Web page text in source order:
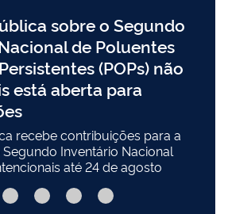
sobre o Segundo
de Poluentes
(POPs) não
está aberta para
recebe contribuições para a
Inventário Nacional
até 24 de agosto